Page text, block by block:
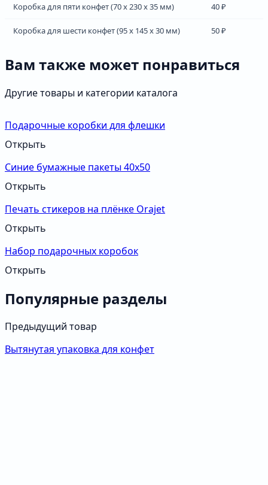
Коробка для пяти конфет (70 х 230 х 35 мм) 40 ₽
Коробка для шести конфет (95 х 145 х 30 мм) 50 ₽
Вам также может понравиться
Другие товары и категории каталога
Подарочные коробки для флешки
Открыть
Синие бумажные пакеты 40х50
Открыть
Печать стикеров на плёнке Orajet
Открыть
Набор подарочных коробок
Открыть
Популярные разделы
Предыдущий товар
Вытянутая упаковка для конфет